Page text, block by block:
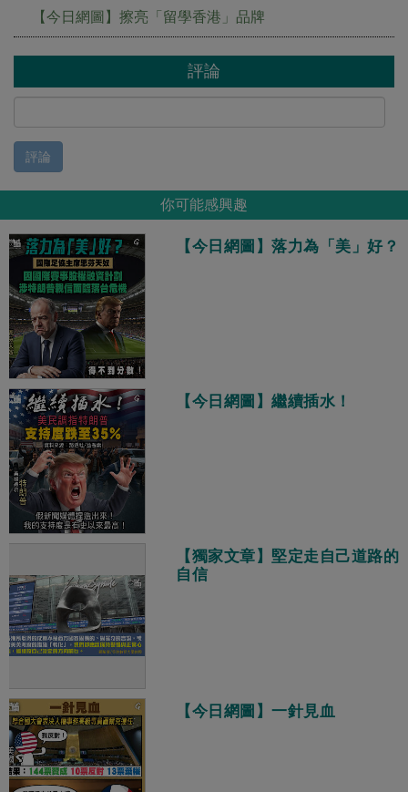
【今日網圖】擦亮「留學香港」品牌
評論
評論
你可能感興趣
【今日網圖】落力為「美」好？
【今日網圖】繼續插水！
【獨家文章】堅定走自己道路的
自信
【今日網圖】一針見血